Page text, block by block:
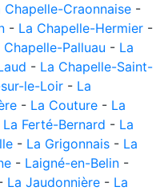
Chapelle-Craonnaise -
- La Chapelle-Hermier -
Chapelle-Palluau - La
- La Chapelle-Saint-
le-Loir - La
- La Couture - La
La Ferté-Bernard - La
- La Grigonnais - La
- Laigné-en-Belin -
La Jaudonnière - La